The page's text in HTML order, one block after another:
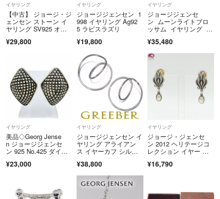
■梱包・ギフト配送
複数商品購入頂いた場合でも原則同梱対応は行えません。
複数商品購入頂いた場合でも送料はそれぞれにかかります。
ギフト梱包は承っておりません。
■ キャンセル
お客様都合によるキャンセルは原則お受けしておりません。
■受取拒否
お客様都合で受け取れなかった場合は、配送業者の規定に従って当店へ
返送となります。
その際再送はできかねますのでご了承下さい。
■返品
商品のご返送の無い場合、ご返金等は承れませんのでご了承下さい。
イヤリング
【中古】 ジョージ・ジ
ェンセン ストーン イ
ヤリング SV925 オニ
【質屋】
¥29,800
イヤリング
ジョージジェンセン 1
998 イヤリング Ag92
5 ラピスラズリ
¥19,800
イヤリング
ジョージジェンセ
ン ムーンライトブロ
ッサム イヤリング ブ
¥35,480
イヤリング
美品◇Georg Jense
n ジョージジェンセ
ン 925 No.425 ダイヤ
リング アクセサリ
¥23,000
イヤリング
ジョージジェンセン イ
ヤリング アライアン
ス イヤーカフ シルバ
¥38,800
イヤリング
ジョージ・ジェンセ
ン 2012 ヘリテージコ
レクション イヤー イ
み モチーフ デザイ
¥16,790